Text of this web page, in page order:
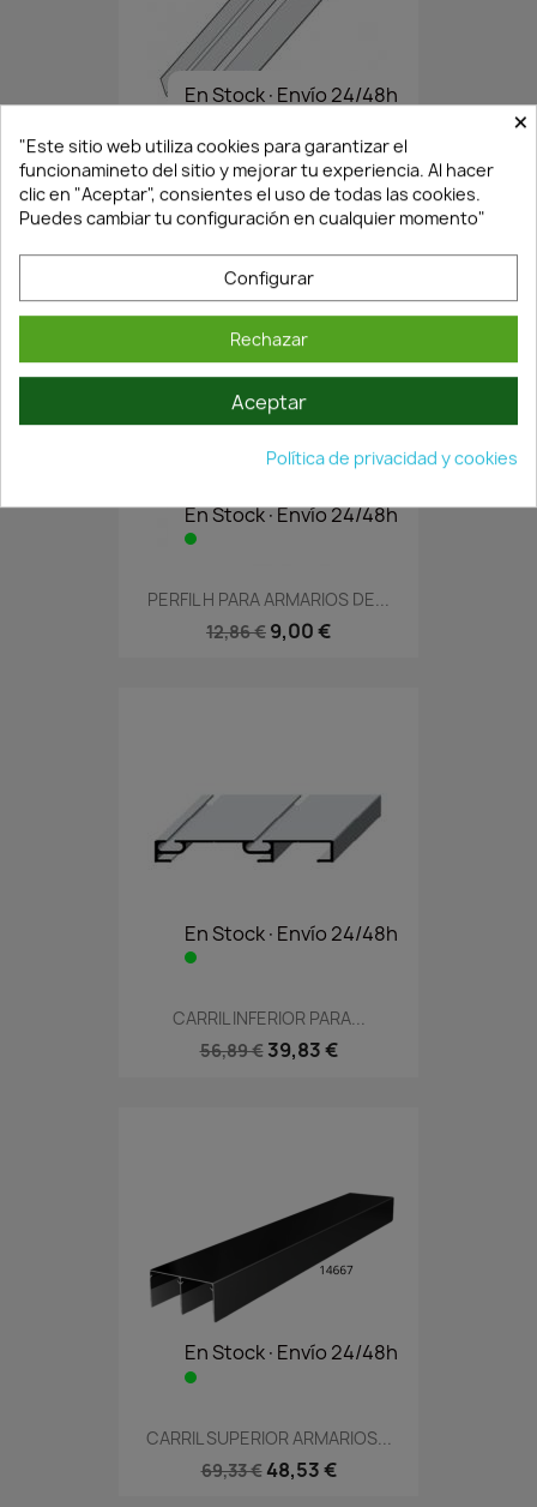
En Stock·Envío 24/48h
PERFIL VERTICAL DE ALUMINIO...
19,13 €13,39 €
En Stock·Envío 24/48h
PERFIL H PARA ARMARIOS DE...
12,86 € 9,00 €
En Stock·Envío 24/48h
CARRIL INFERIOR PARA...
56,89 € 39,83 €
En Stock·Envío 24/48h
CARRIL SUPERIOR ARMARIOS...
69,33 € 48,53 €
×
"Este sitio web utiliza cookies para garantizar el
funcionamineto del sitio y mejorar tu experiencia. Al hacer
clic en "Aceptar", consientes el uso de todas las cookies.
Puedes cambiar tu configuración en cualquier momento"
Configurar
Rechazar
Aceptar
Política de privacidad y cookies